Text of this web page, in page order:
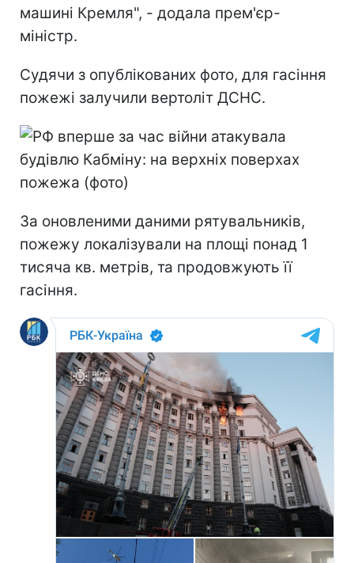
машині Кремля", - додала прем'єр-
міністр.
Судячи з опублікованих фото, для гасіння
пожежі залучили вертоліт ДСНС.
За оновленими даними рятувальників,
пожежу локалізували на площі понад 1
тисяча кв. метрів, та продовжують її
гасіння.